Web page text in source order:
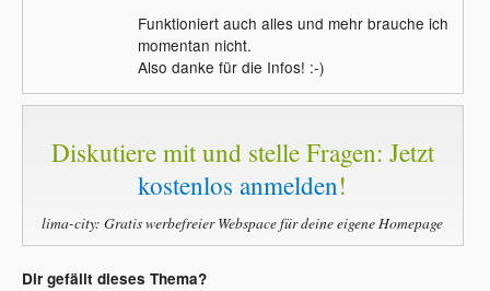
Funktioniert auch alles und mehr brauche ich
momentan nicht.
Also danke für die Infos! :-)
Diskutiere mit und stelle Fragen: Jetzt
kostenlos anmelden!
lima-city: Gratis werbefreier Webspace für deine eigene Homepage
Dir gefällt dieses Thema?